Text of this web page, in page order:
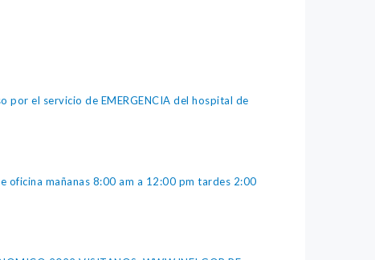
por el servicio de EMERGENCIA del hospital de
oficina mañanas 8:00 am a 12:00 pm tardes 2:00